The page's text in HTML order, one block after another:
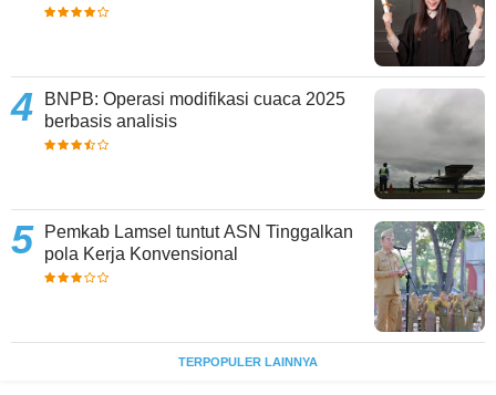
BNPB: Operasi modifikasi cuaca 2025
berbasis analisis
Pemkab Lamsel tuntut ASN Tinggalkan
pola Kerja Konvensional
TERPOPULER LAINNYA